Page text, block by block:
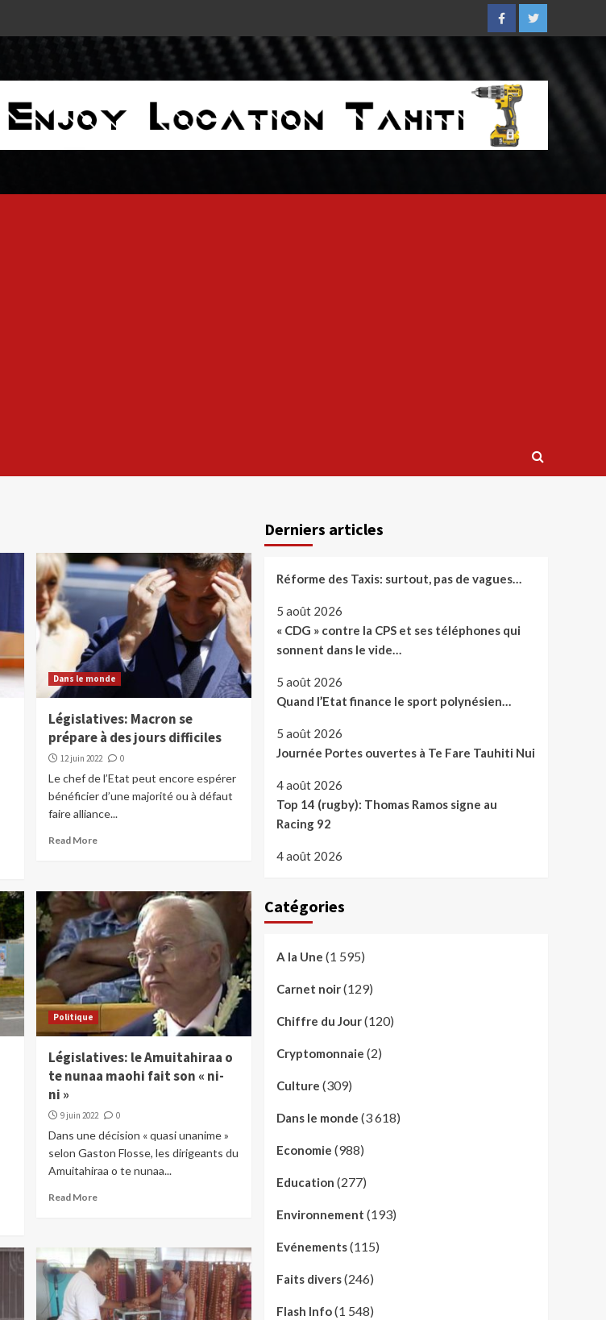
FacebookTwitter
Dans le monde
Législatives: Macron se
prépare à des jours difficiles
12 juin 2022 0
Le chef de l’Etat peut encore espérer
bénéficier d’une majorité ou à défaut
faire alliance...
Read More
Politique
Législatives: le Amuitahiraa o
te nunaa maohi fait son « ni-
ni »
9 juin 2022 0
Dans une décision « quasi unanime »
selon Gaston Flosse, les dirigeants du
Amuitahiraa o te nunaa...
Read More
Derniers articles
Réforme des Taxis: surtout, pas de vagues…
5 août 2026
« CDG » contre la CPS et ses téléphones qui
sonnent dans le vide…
5 août 2026
Quand l’Etat finance le sport polynésien…
5 août 2026
Journée Portes ouvertes à Te Fare Tauhiti Nui
4 août 2026
Top 14 (rugby): Thomas Ramos signe au
Racing 92
4 août 2026
Catégories
A la Une (1 595)
Carnet noir(129)
Chiffre du Jour(120)
Cryptomonnaie (2)
Culture (309)
Dans le monde (3 618)
Economie (988)
Education (277)
Environnement (193)
Evénements(115)
Faits divers(246)
Flash Info(1 548)